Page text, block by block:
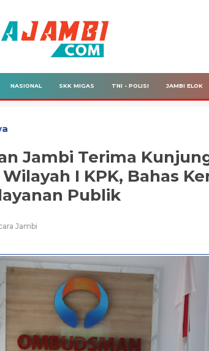
NASIONAL SKK MIGAS TNI - POLISI JAMBI ELOK
Jambi Terima
I KPK, Bahas
Publik
Jambi